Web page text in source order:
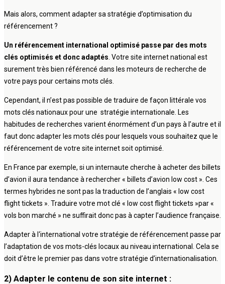
Mais alors, comment adapter sa stratégie d’optimisation du
référencement ?
Un référencement international optimisé passe par des mots
clés optimisés et donc adaptés. Votre site internet national est
surement très bien référencé dans les moteurs de recherche de
votre pays pour certains mots clés.
Cependant, il n’est pas possible de traduire de façon littérale vos
mots clés nationaux pour une stratégie internationale. Les
habitudes de recherches varient énormément d’un pays à l’autre et il
faut donc adapter les mots clés pour lesquels vous souhaitez que le
référencement de votre site internet soit optimisé.
En France par exemple, si un internaute cherche à acheter des billets
d’avion il aura tendance à rechercher « billets d’avion low cost ». Ces
termes hybrides ne sont pas la traduction de l’anglais « low cost
flight tickets ». Traduire votre mot clé « low cost flight tickets »par «
vols bon marché » ne suffirait donc pas à capter l’audience française.
Adapter à l‘international votre stratégie de référencement passe par
l’adaptation de vos mots-clés locaux au niveau international. Cela se
doit d’être le premier pas dans votre stratégie d’internationalisation.
2) Adapter le contenu de son site internet :